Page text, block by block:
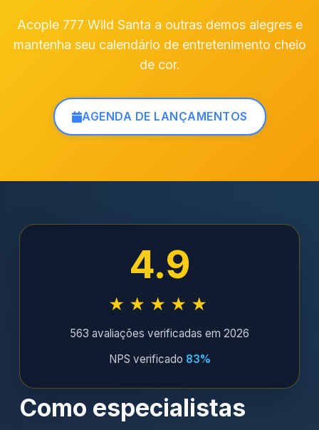
Acople 777 Wild Santa a outras demos alegres e
mantenha seu calendário de entretenimento cheio
de cor.
AGENDA DE LANÇAMENTOS
4.9
★★★★★
563 avaliações verificadas em 2026
NPS verificado 83%
Como especialistas